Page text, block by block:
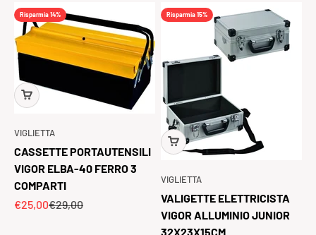
Risparmia 14%
VIGLIETTA
CASSETTE PORTAUTENSILI
VIGOR ELBA-40 FERRO 3
COMPARTI
Prezzo scontato
€25,00Prezzo
€29,00
Risparmia 15%
VIGLIETTA
VALIGETTE ELETTRICISTA
VIGOR ALLUMINIO JUNIOR
32X23X15CM